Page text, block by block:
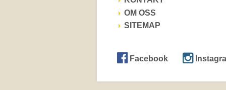
OM OSS
SITEMAP
Facebook